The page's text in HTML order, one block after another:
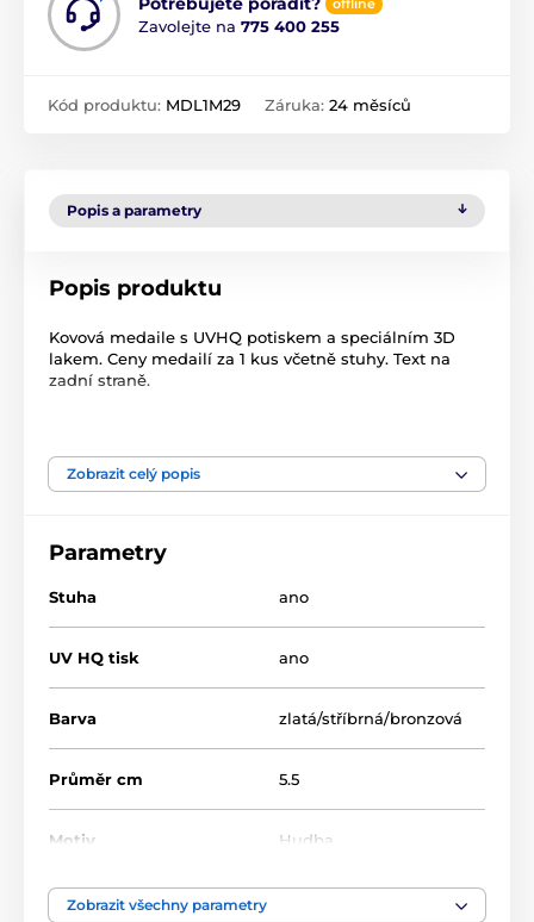
offline
Zavolejte na 775 400 255
Kód produktu: MDL1M29 Záruka: 24 měsíců
Popis a parametry
Popis produktu
Kovová medaile s UVHQ potiskem a speciálním 3D
lakem. Ceny medailí za 1 kus včetně stuhy. Text na
zadní straně.
Medaile
Kovové medaile s grafikou (UV potisk na zadní
MDL001
Zobrazit celý popis
Parametry
Stuha ano
UV HQ tisk ano
Barva zlatá/stříbrná/bronzová
Průměr cm 5.5
Motiv Hudba
Typ ocenění
Zobrazit všechny parametry